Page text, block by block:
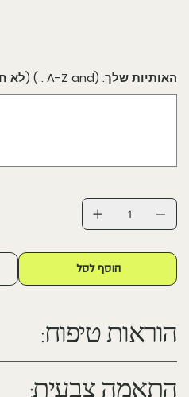
האותיות שלך: (A-Z and . ) (לא חובה)
הוסף לסל
הוראות טיפוח:
התאמה צבעית: